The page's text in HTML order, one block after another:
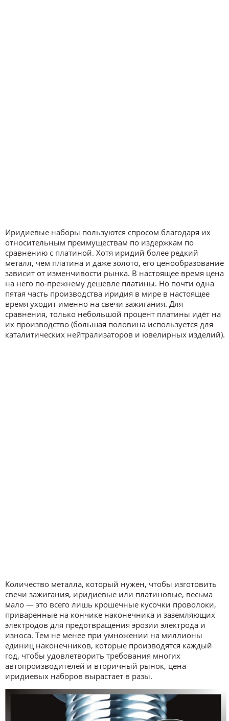
Иридиевые наборы пользуются спросом благодаря их
относительным преимуществам по издержкам по
сравнению с платиной. Хотя иридий более редкий
металл, чем платина и даже золото, его ценообразование
зависит от изменчивости рынка. В настоящее время цена
на него по-прежнему дешевле платины. Но почти одна
пятая часть производства иридия в мире в настоящее
время уходит именно на свечи зажигания. Для
сравнения, только небольшой процент платины идёт на
их производство (большая половина используется для
каталитических нейтрализаторов и ювелирных изделий).
Количество металла, который нужен, чтобы изготовить
свечи зажигания, иридиевые или платиновые, весьма
мало — это всего лишь крошечные кусочки проволоки,
приваренные на кончике наконечника и заземляющих
электродов для предотвращения эрозии электрода и
износа. Тем не менее при умножении на миллионы
единиц наконечников, которые производятся каждый
год, чтобы удовлетворить требования многих
автопроизводителей и вторичный рынок, цена
иридиевых наборов вырастает в разы.